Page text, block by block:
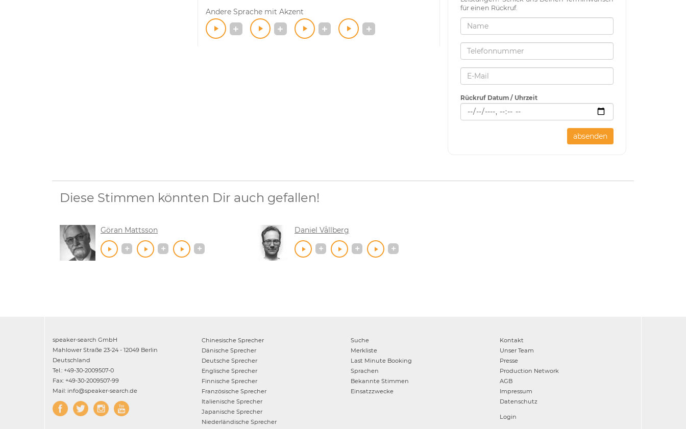
Andere Sprache mit Akzent
für einen Rückruf.
Rückruf Datum / Uhrzeit
absenden
Diese Stimmen könnten Dir auch gefallen!
Göran Mattsson Daniel Vållberg
speaker-search GmbH
Mahlower Straße 23-24 - 12049 Berlin
Deutschland
Tel.: +49-30-2009507-0
Fax: +49-30-2009507-99
Mail: info@speaker-search.de
Chinesische Sprecher
Dänische Sprecher
Deutsche Sprecher
Englische Sprecher
Finnische Sprecher
Französische Sprecher
Italienische Sprecher
Japanische Sprecher
Niederländische Sprecher
Suche
Merkliste
Last Minute Booking
Sprachen
Bekannte Stimmen
Einsatzzwecke
Kontakt
Unser Team
Presse
Production Network
AGB
Impressum
Datenschutz
Login